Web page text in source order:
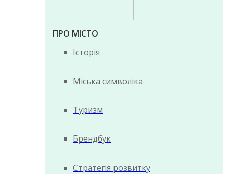
ПРО МІСТО
Історія
Міська символіка
Туризм
Брендбук
Стратегія розвитку